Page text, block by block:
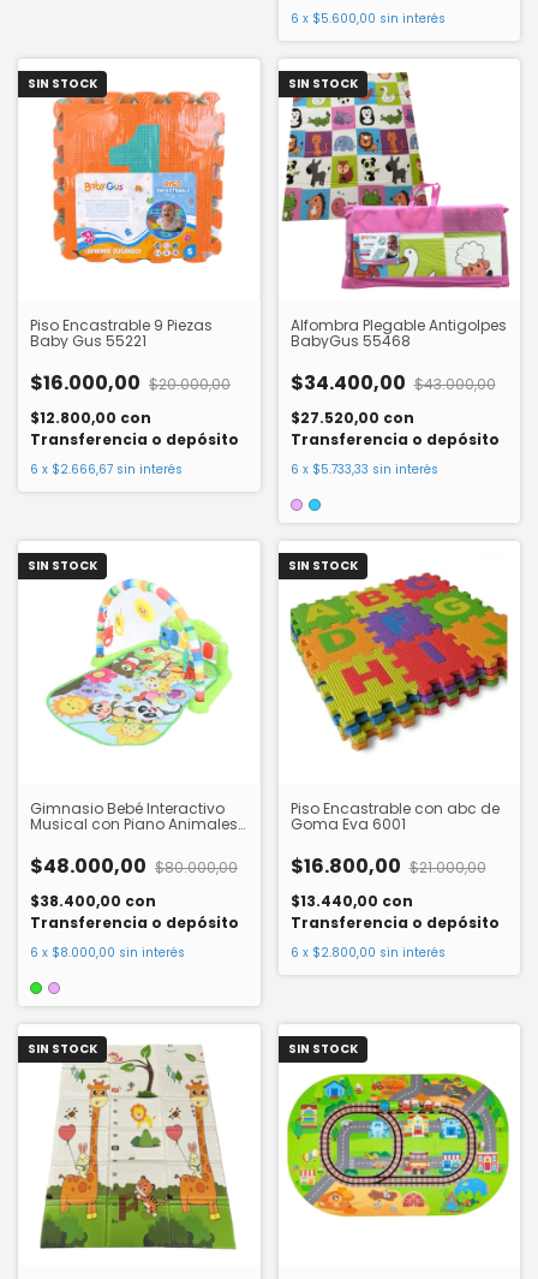
6 x $5.600,00 sin interés
SIN STOCK
Piso Encastrable 9 Piezas
Baby Gus 55221
$16.000,00 $20.000,00
$12.800,00 con
Transferencia o depósito
6 x $2.666,67 sin interés
SIN STOCK
Alfombra Plegable Antigolpes
BabyGus 55468
$34.400,00 $43.000,00
$27.520,00 con
Transferencia o depósito
6 x $5.733,33 sin interés
SIN STOCK
Gimnasio Bebé Interactivo
Musical con Piano Animales
$48.000,00 $80.000,00
$38.400,00 con
Transferencia o depósito
6 x $8.000,00 sin interés
SIN STOCK
Piso Encastrable con abc de
Goma Eva 6001
$16.800,00 $21.000,00
$13.440,00 con
Transferencia o depósito
6 x $2.800,00 sin interés
SIN STOCK SIN STOCK